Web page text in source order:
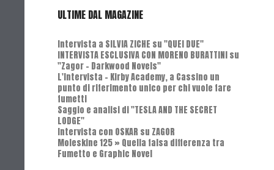
ULTIME DAL MAGAZINE
Intervista a SILVIA ZICHE su "QUEI DUE"
INTERVISTA ESCLUSIVA CON MORENO BURATTINI su
"Zagor - Darkwood Novels"
L'Intervista - Kirby Academy, a Cassino un
punto di riferimento unico per chi vuole fare
fumetti
Saggio e analisi di "TESLA AND THE SECRET
LODGE"
Intervista con OSKAR su ZAGOR
Moleskine 125 » Quella falsa differenza tra
Fumetto e Graphic Novel